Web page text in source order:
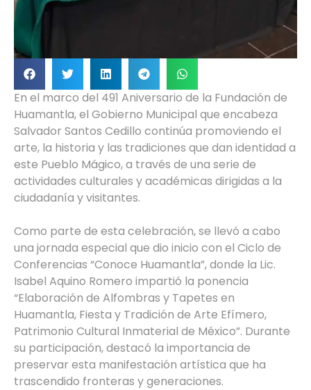
En el marco del 491 Aniversario de la Fundación de
Huamantla, el Gobierno Municipal que encabeza
Salvador Santos Cedillo continúa promoviendo el
arte, la historia y las tradiciones que dan identidad a
este Pueblo Mágico, a través de una serie de
actividades culturales y académicas dirigidas a la
ciudadanía y visitantes.
Como parte de esta celebración, se llevó a cabo
una jornada especial que dio inicio con el Ciclo de
Conferencias “Conoce Huamantla”, donde la Lic.
Isabel Aquino Romero impartió la ponencia
“Elaboración de Alfombras y Tapetes en
Huamantla, Fiesta y Tradición de Arte Efímero,
Patrimonio Cultural Inmaterial de México”. Durante
su participación, destacó la importancia de
preservar esta manifestación artística que ha
trascendido fronteras y generaciones.